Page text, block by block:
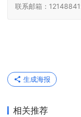
联系邮箱：
生成海报
相关推荐